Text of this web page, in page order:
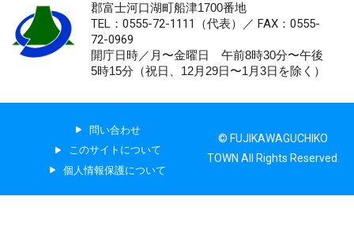
郡富士河口湖町船津1700番地
TEL：0555-72-1111 （代表）／ FAX：0555-
72-0969
開庁日時／月〜金曜日 午前8時30分〜午後
5時15分（祝日、12月29日〜1月3日を除く）
問い合わせ
このサイトについて
個人情報保護について
© FUJIKAWAGUCHIKO
TOWN All Rights Reserved.